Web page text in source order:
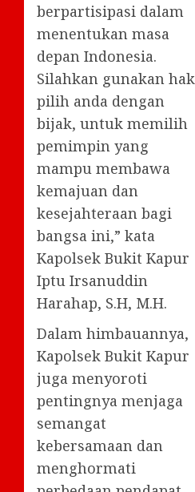
berpartisipasi dalam
menentukan masa
depan Indonesia.
Silahkan gunakan hak
pilih anda dengan
bijak, untuk memilih
pemimpin yang
mampu membawa
kemajuan dan
kesejahteraan bagi
bangsa ini,” kata
Kapolsek Bukit Kapur
Iptu Irsanuddin
Harahap, S.H, M.H.
Dalam himbauannya,
Kapolsek Bukit Kapur
juga menyoroti
pentingnya menjaga
semangat
kebersamaan dan
menghormati